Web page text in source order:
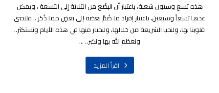
هذه تسع وستون شعبة، باعتبار أن البضْع من الثلاثة إلى التسعة ، ويمكن
عدها تسعاً وسبعين، باعتبار إفراد ما ضُمَّ بعضه إلى بعضٍ مما ذُكِر .. فلنحيي
قلوبنا بها، ولنحيا الشريعة من خلالها، ولنختار منها في هذه الأيام ونستكثر..
ونعظم الله بها ونكبر.. ...
اقرأ المزيد